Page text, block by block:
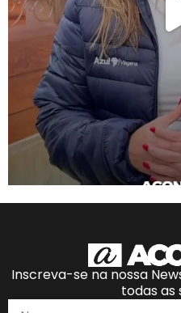
Inscreva-se na nossa
todas as